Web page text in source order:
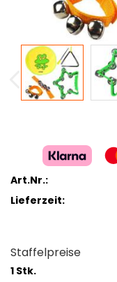
Art.Nr.:
Lieferzeit:
Staffelpreise
1 Stk.